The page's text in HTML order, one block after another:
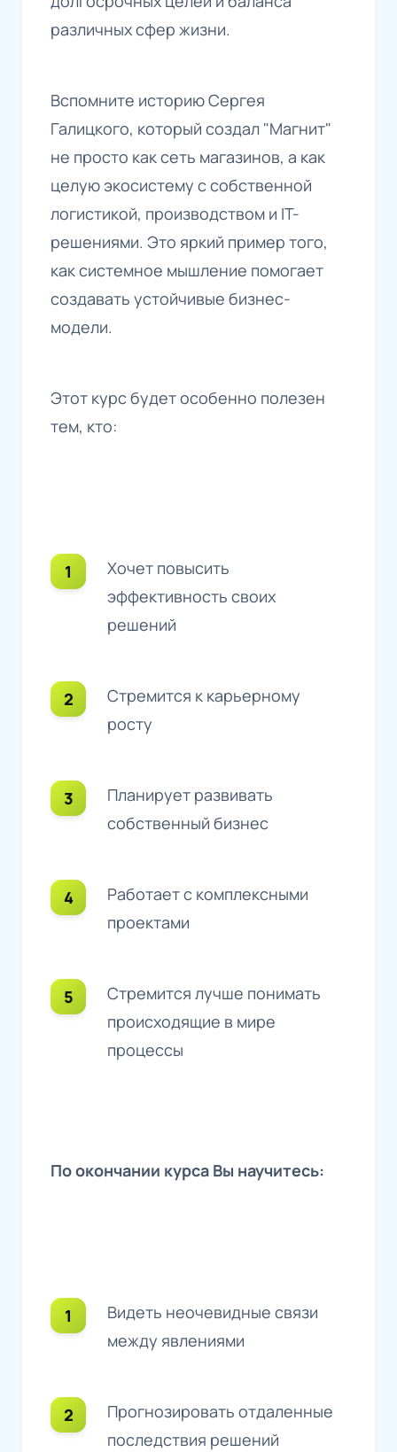
различных сфер жизни.
Вспомните историю Сергея
Галицкого, который создал "Магнит"
не просто как сеть магазинов, а как
целую экосистему с собственной
логистикой, производством и IT-
решениями. Это яркий пример того,
как системное мышление помогает
создавать устойчивые бизнес-
модели.
Этот курс будет особенно полезен
тем, кто:
Хочет повысить
эффективность своих
решений
Стремится к карьерному
росту
Планирует развивать
собственный бизнес
Работает с комплексными
проектами
Стремится лучше понимать
происходящие в мире
процессы
По окончании курса Вы научитесь:
Видеть неочевидные связи
между явлениями
Прогнозировать отдаленные
последствия решений